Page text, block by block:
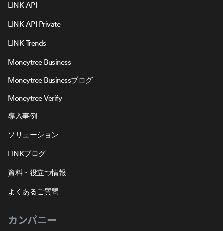
LINK API
LINK API Private
LINK Trends
Moneytree Business
Moneytree Businessブログ
Moneytree Verify
導入事例
ソリューション
LINKブログ
資料・役立つ情報
よくあるご質問
カンパニー